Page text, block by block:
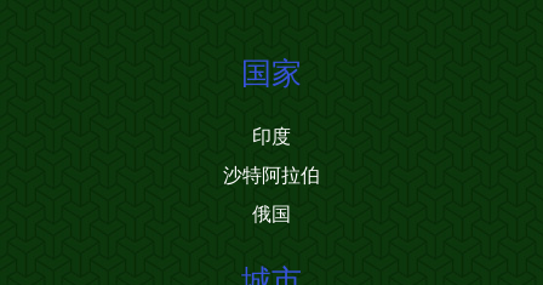
国家
印度
沙特阿拉伯
俄国